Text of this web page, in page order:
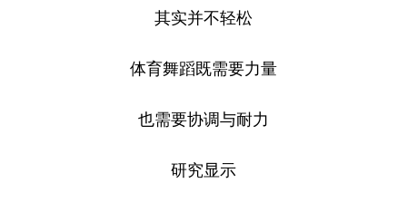
其实并不轻松
体育舞蹈既需要力量
也需要协调与耐力
研究显示